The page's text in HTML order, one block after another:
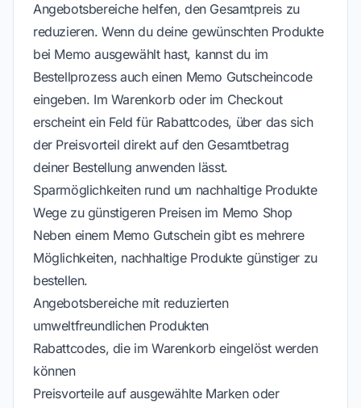
Angebotsbereiche helfen, den Gesamtpreis zu
reduzieren. Wenn du deine gewünschten Produkte
bei Memo ausgewählt hast, kannst du im
Bestellprozess auch einen Memo Gutscheincode
eingeben. Im Warenkorb oder im Checkout
erscheint ein Feld für Rabattcodes, über das sich
der Preisvorteil direkt auf den Gesamtbetrag
deiner Bestellung anwenden lässt.
Sparmöglichkeiten rund um nachhaltige Produkte
Wege zu günstigeren Preisen im Memo Shop
Neben einem Memo Gutschein gibt es mehrere
Möglichkeiten, nachhaltige Produkte günstiger zu
bestellen.
Angebotsbereiche mit reduzierten
umweltfreundlichen Produkten
Rabattcodes, die im Warenkorb eingelöst werden
können
Preisvorteile auf ausgewählte Marken oder